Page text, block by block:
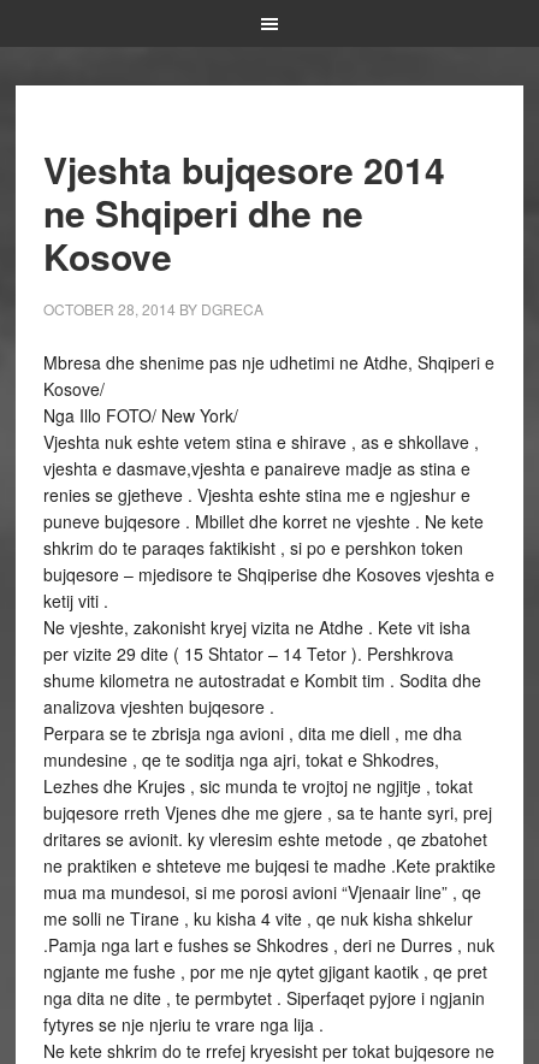
Vjeshta bujqesore 2014
ne Shqiperi dhe ne
Kosove
OCTOBER 28, 2014 BY DGRECA
Mbresa dhe shenime pas nje udhetimi ne Atdhe, Shqiperi e
Kosove/
Nga Illo FOTO/ New York/
Vjeshta nuk eshte vetem stina e shirave , as e shkollave ,
vjeshta e dasmave,vjeshta e panaireve madje as stina e
renies se gjetheve . Vjeshta eshte stina me e ngjeshur e
puneve bujqesore . Mbillet dhe korret ne vjeshte . Ne kete
shkrim do te paraqes faktikisht , si po e pershkon token
bujqesore – mjedisore te Shqiperise dhe Kosoves vjeshta e
ketij viti .
Ne vjeshte, zakonisht kryej vizita ne Atdhe . Kete vit isha
per vizite 29 dite ( 15 Shtator – 14 Tetor ). Pershkrova
shume kilometra ne autostradat e Kombit tim . Sodita dhe
analizova vjeshten bujqesore .
Perpara se te zbrisja nga avioni , dita me diell , me dha
mundesine , qe te soditja nga ajri, tokat e Shkodres,
Lezhes dhe Krujes , sic munda te vrojtoj ne ngjitje , tokat
bujqesore rreth Vjenes dhe me gjere , sa te hante syri, prej
dritares se avionit. ky vleresim eshte metode , qe zbatohet
ne praktiken e shteteve me bujqesi te madhe .Kete praktike
mua ma mundesoi, si me porosi avioni “Vjenaair line” , qe
me solli ne Tirane , ku kisha 4 vite , qe nuk kisha shkelur
.Pamja nga lart e fushes se Shkodres , deri ne Durres , nuk
ngjante me fushe , por me nje qytet gjigant kaotik , qe pret
nga dita ne dite , te permbytet . Siperfaqet pyjore i ngjanin
fytyres se nje njeriu te vrare nga lija .
Ne kete shkrim do te rrefej kryesisht per tokat bujqesore ne